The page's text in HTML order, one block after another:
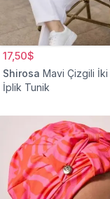
17,50$
Shirosa Mavi Çizgili İki
İplik Tunik